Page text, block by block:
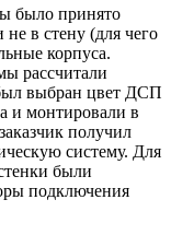
было принято
в стену (для чего
корпуса.
рассчитали
выбран цвет ДСП
и монтировали в
получил
систему. Для
были
подключения